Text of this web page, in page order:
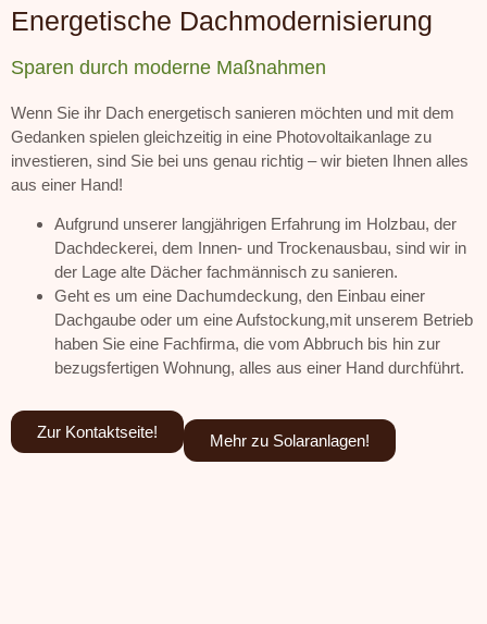
Energetische Dachmodernisierung
Sparen durch moderne Maßnahmen
Wenn Sie ihr Dach energetisch sanieren möchten und mit dem
Gedanken spielen gleichzeitig in eine Photovoltaikanlage zu
investieren, sind Sie bei uns genau richtig – wir bieten Ihnen alles
aus einer Hand!
Aufgrund unserer langjährigen Erfahrung im Holzbau, der
Dachdeckerei, dem Innen- und Trockenausbau, sind wir in
der Lage alte Dächer fachmännisch zu sanieren.
Geht es um eine Dachumdeckung, den Einbau einer
Dachgaube oder um eine Aufstockung,mit unserem Betrieb
haben Sie eine Fachfirma, die vom Abbruch bis hin zur
bezugsfertigen Wohnung, alles aus einer Hand durchführt.
Zur Kontaktseite! Mehr zu Solaranlagen!